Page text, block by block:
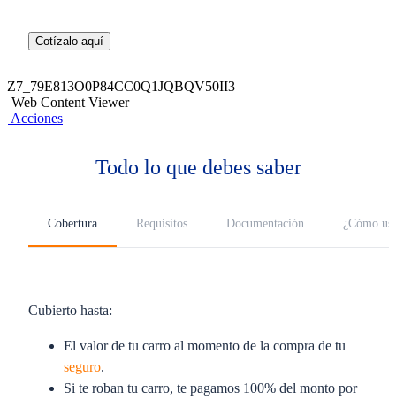
Cotízalo aquí
Z7_79E813O0P84CC0Q1JQBQV50II3
Web Content Viewer
Acciones
Todo lo que debes saber
Cobertura Requisitos Documentación ¿Cómo
Cubierto hasta:
El valor de tu carro al momento de la compra de tu
seguro.
Si te roban tu carro, te pagamos 100% del monto por